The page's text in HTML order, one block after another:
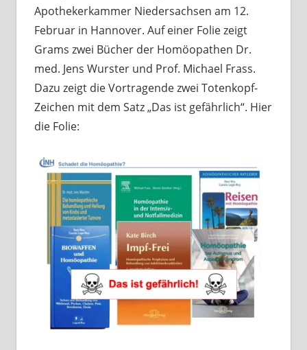
Apothekerkammer Niedersachsen am 12.
Februar in Hannover. Auf einer Folie zeigt
Grams zwei Bücher der Homöopathen Dr.
med. Jens Wurster und Prof. Michael Frass.
Dazu zeigt die Vortragende zwei Totenkopf-
Zeichen mit dem Satz „Das ist gefährlich“. Hier
die Folie: